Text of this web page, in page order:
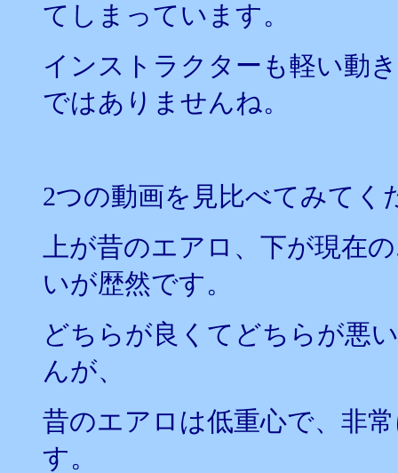
てしまっています。
インストラクターも軽い動
ではありませんね。
2つの動画を見比べてみてく
上が昔のエアロ、下が現在
いが歴然です。
どちらが良くてどちらが悪
んが、
昔のエアロは低重心で、非
す。